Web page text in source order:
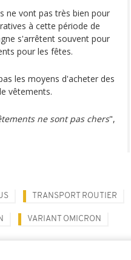
ne vont pas très bien pour
à cette période de
s'arrêtent souvent pour
pour les fêtes.
les moyens d'acheter des
vêtements.
ne sont pas chers",
TRANSPORT ROUTIER
VARIANT OMICRON